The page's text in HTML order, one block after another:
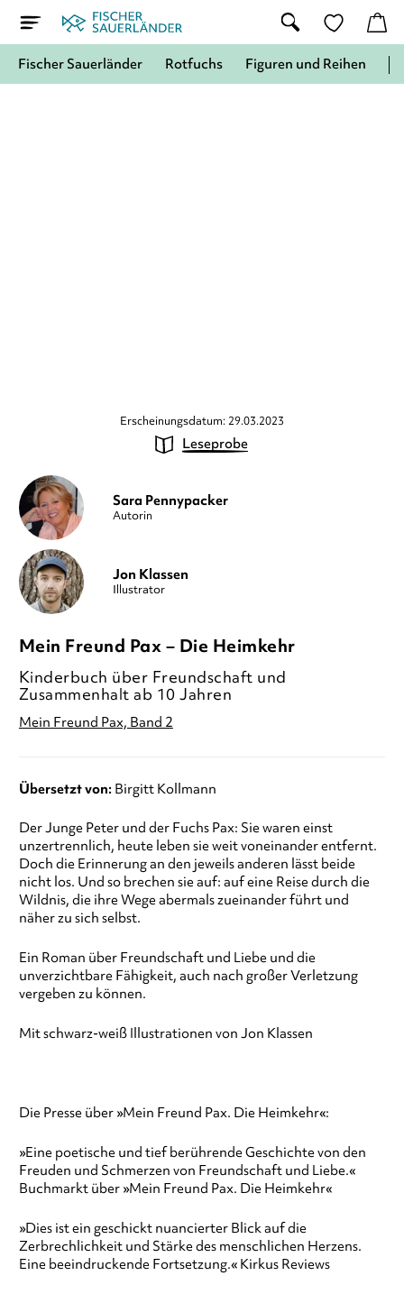
Fischer Sauerländer Rotfuchs Figuren und Reihen
Erscheinungsdatum: 29.03.2023
Leseprobe
Sara Pennypacker
Autorin
Jon Klassen
Illustrator
Mein Freund Pax – Die Heimkehr
Kinderbuch über Freundschaft und
Zusammenhalt ab 10 Jahren
Mein Freund Pax, Band 2
Übersetzt von: Birgitt Kollmann
Der Junge Peter und der Fuchs Pax: Sie waren einst
unzertrennlich, heute leben sie weit voneinander entfernt.
Doch die Erinnerung an den jeweils anderen lässt beide
nicht los. Und so brechen sie auf: auf eine Reise durch die
Wildnis, die ihre Wege abermals zueinander führt und
näher zu sich selbst.
Ein Roman über Freundschaft und Liebe und die
unverzichtbare Fähigkeit, auch nach großer Verletzung
vergeben zu können.
Mit schwarz-weiß Illustrationen von Jon Klassen
Die Presse über »Mein Freund Pax. Die Heimkehr«:
»Eine poetische und tief berührende Geschichte von den
Freuden und Schmerzen von Freundschaft und Liebe.«
Buchmarkt über »Mein Freund Pax. Die Heimkehr«
»Dies ist ein geschickt nuancierter Blick auf die
Zerbrechlichkeit und Stärke des menschlichen Herzens.
Eine beeindruckende Fortsetzung.« Kirkus Reviews